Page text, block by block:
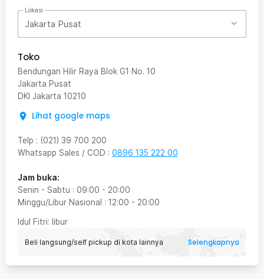
Lokasi
Jakarta Pusat
Toko
Bendungan Hilir Raya Blok G1 No. 10
Jakarta Pusat
DKI Jakarta 10210
Lihat google maps
Telp : (021) 39 700 200
Whatsapp Sales / COD : 0896 135 222 00
Jam buka:
Senin - Sabtu : 09:00 - 20:00
Minggu/Libur Nasional : 12:00 - 20:00
Idul Fitri: libur
Beli langsung/self pickup di kota lainnya Selengkapnya